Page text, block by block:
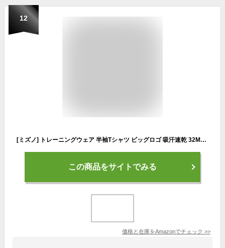
12
[ミズノ] トレーニングウェア 半袖Tシャツ ビッグロゴ 吸汗速乾 32MAA155 ピンク L
この商品をサイトでみる
価格と在庫をAmazonでチェック >>